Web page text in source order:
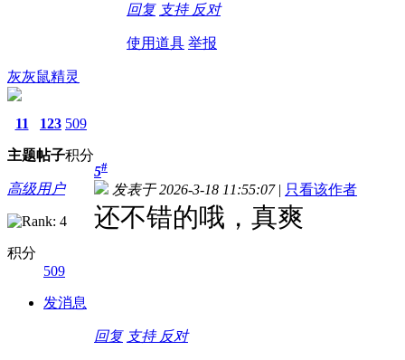
回复 支持 反对
使用道具 举报
灰灰鼠精灵
11
主题
123
帖子
509
积分
高级用户
积分
509
发消息
5#
发表于 2026-3-18 11:55:07 | 只看该作者
还不错的哦，真爽
回复 支持 反对